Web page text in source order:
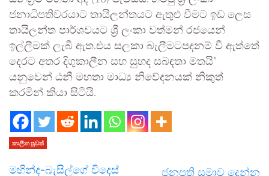
ජනාධිපතිවරයාට තායිලන්තයට ඇතුළු වීමට ඉඩ ලෙස
තායිලන්ත පාර්ශවයට ශ්‍රී ලංකා වත්මන් රජයෙන්
ඉල්ලීමක් ලැබී ඇත.එය සලකා බැලීමටපදනම් වී ඇත්තේ
දෙරට අතර දිගුකාලීන සහ සුහද සබඳතා මතයි”
යනුවෙන් ඨනී මහතා මාධ්‍ය නිවේදනයක් නිකුත්
කරමින් කියා සිටියි.
කාලීන පුවත්
මහින්ද-බැසිල්ගේ විදෙස්
ජනපති සමාව දෙන්න